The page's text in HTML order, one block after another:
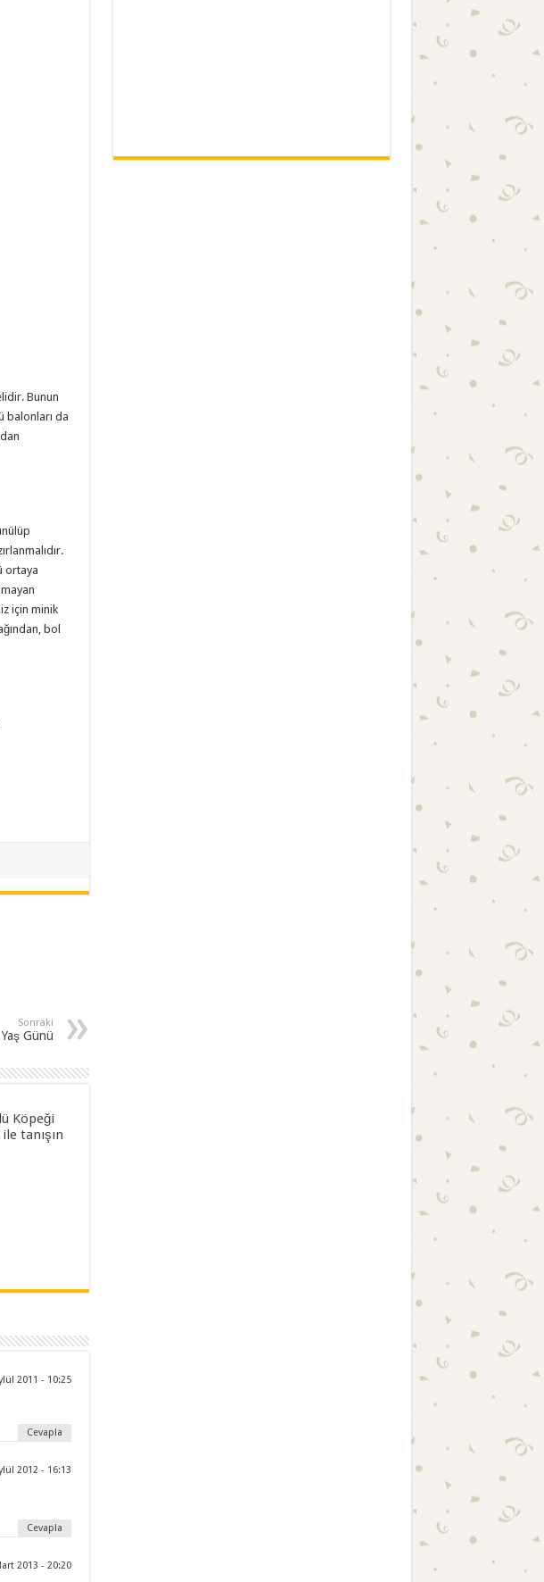
Bunun
balonları da
ortaya
için minik
bol
Sonraki
Günü
Köpeği
tanışın
2011 - 10:25
Cevapla
2012 - 16:13
Cevapla
2013 - 20:20